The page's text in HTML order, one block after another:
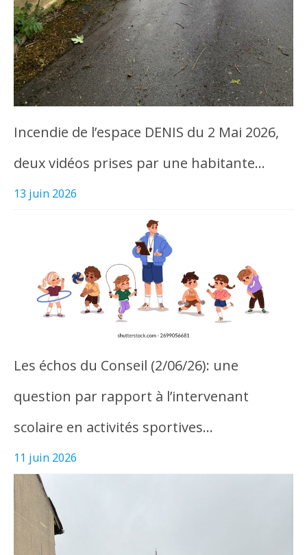
Incendie de l’espace DENIS du 2 Mai 2026,
deux vidéos prises par une habitante…
13 juin 2026
Les échos du Conseil (2/06/26): une
question par rapport à l’intervenant
scolaire en activités sportives…
11 juin 2026